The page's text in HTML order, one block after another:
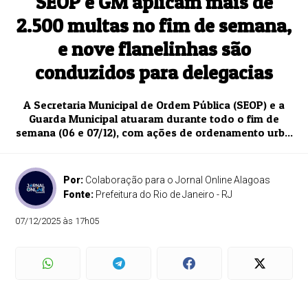
2.500 multas no fim de semana,
e nove flanelinhas são
conduzidos para delegacias
A Secretaria Municipal de Ordem Pública (SEOP) e a
Guarda Municipal atuaram durante todo o fim de
semana (06 e 07/12), com ações de ordenamento urb...
Por: Colaboração para o Jornal Online Alagoas
Fonte: Prefeitura do Rio de Janeiro - RJ
07/12/2025 às 17h05